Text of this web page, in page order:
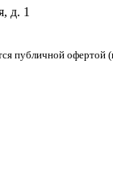
д. 1
публичной офертой